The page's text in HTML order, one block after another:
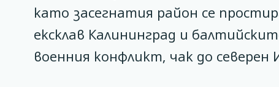
като засегнатия район се
ексклав Калининград и
военния конфликт, чак до северен